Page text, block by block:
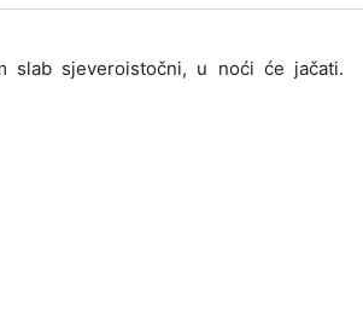
slab sjeveroistočni, u noći će jačati.